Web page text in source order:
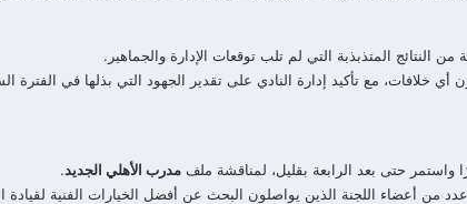
النتائج المتذبذبة التي لم تلب توقعات الإدارة والجماهير.
مع تأكيد إدارة النادي على تقدير الجهود التي بذلها في الفترة
واستمر حتى بعد الرابعة بقليل، لمناقشة ملف مدرب الأهلي الجديد.
عدد من أعضاء اللجنة الذين يواصلون البحث عن أفضل الخيارات الفنية لقيادة